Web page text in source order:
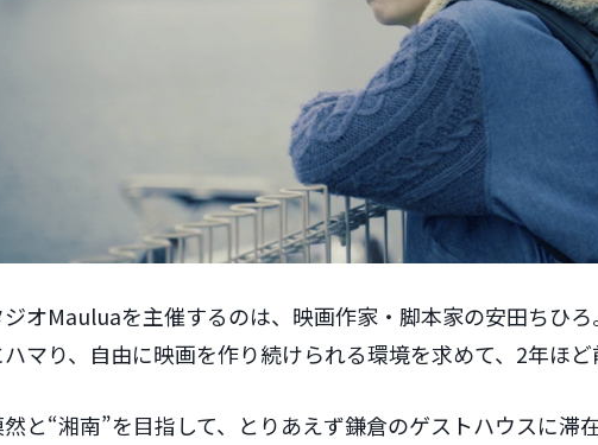
ジオMauluaを主催するのは、映画作家・脚本家の安田ちひ
マり、自由に映画を作り続けられる環境を求めて、2年ほど
然と“湘南”を目指して、とりあえず鎌倉のゲストハウスに滞